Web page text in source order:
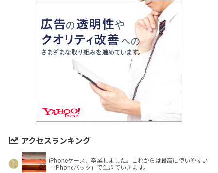
アクセスランキング
iPhoneケース、卒業しました。これからは最高に使いやすい
「iPhoneバック」で生きていきます。